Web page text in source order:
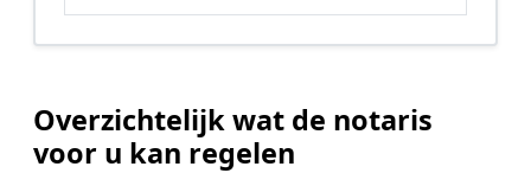
Overzichtelijk wat de notaris
voor u kan regelen